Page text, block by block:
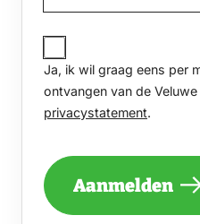
JA,
IK
WIL
GRAAG
PER
EEN
ONTVANGEN
Ja, ik wil graag eens per
ontvangen van de Veluwe
privacystatement.
Aanmelden